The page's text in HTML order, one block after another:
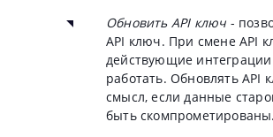
Обновить API ключ -
API ключ. При смене API
действующие интеграции
работать. Обновлять API
смысл, если данные
быть скомпрометированы.